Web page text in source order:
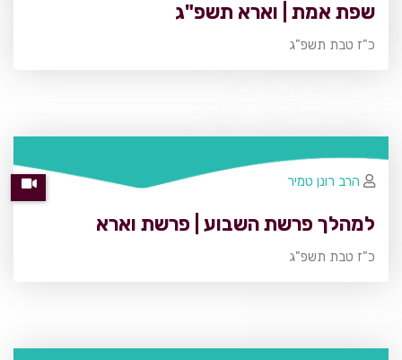
שפת אמת | וארא תשפ"ג
כ"ז טבת תשפ"ג
למהלך פרשת השבוע | פרשת וארא
כ"ז טבת תשפ"ג
הרב רונן טמיר